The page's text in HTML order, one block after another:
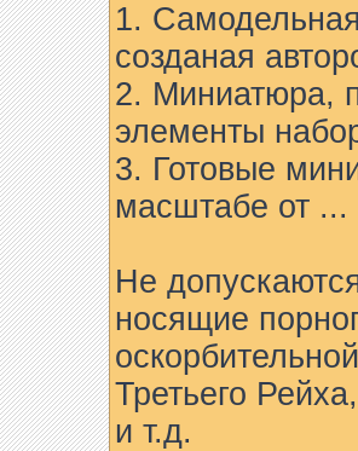
1.
созданая
2. Миниатюра,
элементы
3. Готовые
масштабе от ...
Не
носящие
Третьего
и т.д.